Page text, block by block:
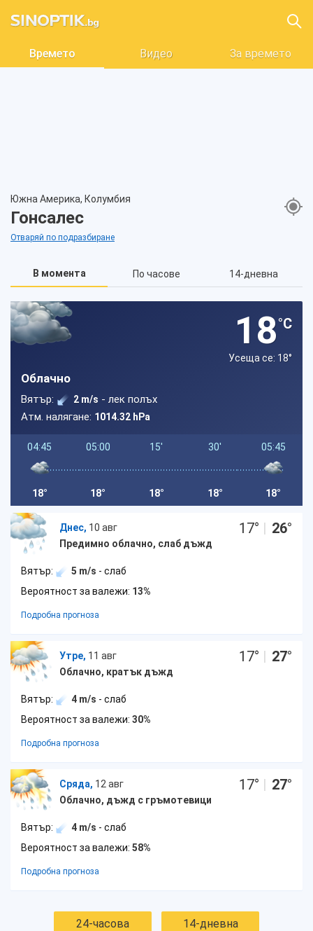
Времето Видео За времето
Южна Америка, Колумбия
Гонсалес
Отваряй по подразбиране
В момента По часове 14-дневна
18°C
Усеща се: 18°
Облачно
Вятър: 2 m/s - лек полъх
Атм. налягане: 1014.32 hPa
04:45
18°
05:00
18°
15'
18°
30'
18°
05:45
18°
Днес, 10 авг
Предимно облачно, слаб дъжд
17° | 26°
Вятър: 5 m/s - слаб
Вероятност за валежи: 13%
Подробна прогноза
Утре, 11 авг
Облачно, кратък дъжд
17° | 27°
Вятър: 4 m/s - слаб
Вероятност за валежи: 30%
Подробна прогноза
Сряда, 12 авг
Облачно, дъжд с гръмотевици
17° | 27°
Вятър: 4 m/s - слаб
Вероятност за валежи: 58%
Подробна прогноза
24-часова 14-дневна